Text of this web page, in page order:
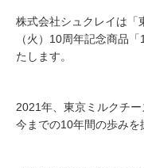
株式会社シュクレイは「
（火）10周年記念商品
たします。
2021年、東京ミルクチー
今までの10年間の歩みを